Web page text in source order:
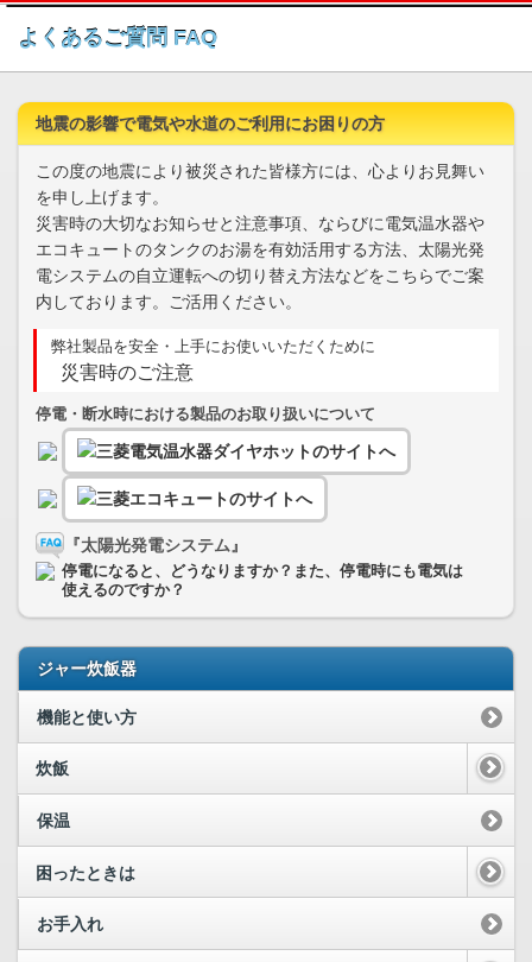
このページの本文へ
よくあるご質問 FAQ
地震の影響で電気や水道のご利用にお困りの方
この度の地震により被災された皆様方には、心よりお見舞い
を申し上げます。
災害時の大切なお知らせと注意事項、ならびに電気温水器や
エコキュートのタンクのお湯を有効活用する方法、太陽光発
電システムの自立運転への切り替え方法などをこちらでご案
内しております。ご活用ください。
弊社製品を安全・上手にお使いいただくために
災害時のご注意
停電・断水時における製品のお取り扱いについて
『太陽光発電システム』
停電になると、どうなりますか？また、停電時にも電気は
使えるのですか？
ジャー炊飯器
機能と使い方
炊飯
保温
困ったときは
お手入れ